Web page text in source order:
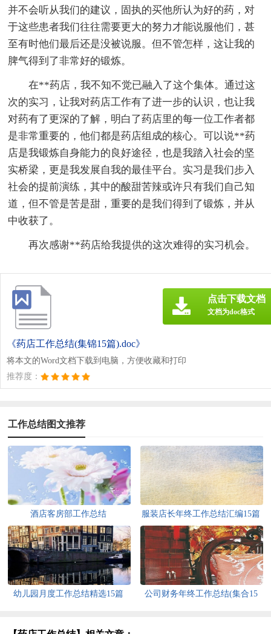
并不会听从我们的建议，固执的买他所认为好的药，对
于这些患者我们往往需要更大的努力才能说服他们，甚
至有时他们最后还是没被说服。但不管怎样，这让我的
脾气得到了非常好的锻炼。
在**药店，我不知不觉已融入了这个集体。通过这
次的实习，让我对药店工作有了进一步的认识，也让我
对药有了更深的了解，明白了药店里的每一位工作者都
是非常重要的，他们都是药店组成的核心。可以说**药
店是我锻炼自身能力的良好途径，也是我踏入社会的坚
实桥梁，更是我发展自我的最佳平台。实习是我们步入
社会的提前演练，其中的酸甜苦辣或许只有我们自己知
道，但不管是苦是甜，重要的是我们得到了锻炼，并从
中收获了。
再次感谢**药店给我提供的这次难得的实习机会。
《药店工作总结(集锦15篇).doc》
将本文的Word文档下载到电脑，方便收藏和打印
推荐度：
点击下载文档
文档为doc格式
工作总结图文推荐
酒店客房部工作总结 服装店长年终工作总结汇编15篇
幼儿园月度工作总结精选15篇
公司财务年终工作总结(集合15